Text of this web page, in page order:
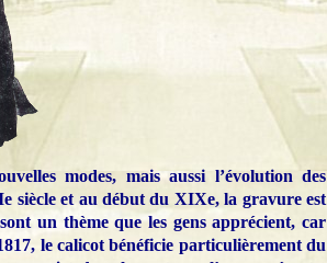
modes, mais aussi l’évolution des
siècle et au début du XIXe, la gravure est
un thème que les gens apprécient, car
le calicot bénéficie particulièrement du